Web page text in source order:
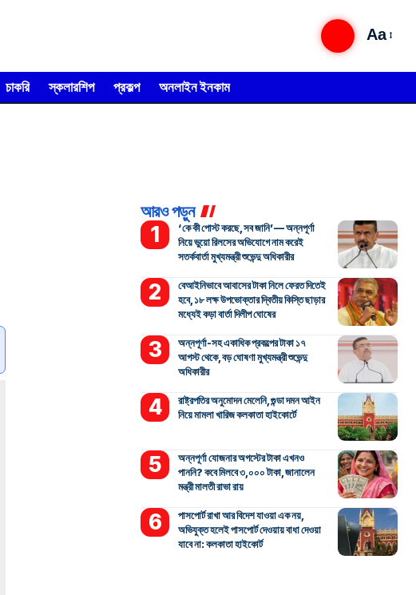
Aa
চাকরি স্কলারশিপ প্রকল্প অনলাইন ইনকাম
আরও পড়ুন
‘কে কী পোস্ট করছে, সব জানি’— অন্নপূর্ণা
নিয়ে ভুয়ো রিলসের অভিযোগে নাম করেই
সতর্কবার্তা মুখ্যমন্ত্রী শুভেন্দু অধিকারীর
বেআইনিভাবে আবাসের টাকা নিলে ফেরত দিতেই
হবে, ১৮ লক্ষ উপভোক্তার দ্বিতীয় কিস্তি ছাড়ার
মধ্যেই কড়া বার্তা দিলীপ ঘোষের
অন্নপূর্ণা-সহ একাধিক প্রকল্পের টাকা ১৭
আগস্ট থেকে, বড় ঘোষণা মুখ্যমন্ত্রী শুভেন্দু
অধিকারীর
রাষ্ট্রপতির অনুমোদন মেলেনি, গুন্ডা দমন আইন
নিয়ে মামলা খারিজ কলকাতা হাইকোর্টে
অন্নপূর্ণা যোজনার অগস্টের টাকা এখনও
পাননি? কবে মিলবে ৩,০০০ টাকা, জানালেন
মন্ত্রী মালতী রাভা রায়
পাসপোর্ট রাখা আর বিদেশ যাওয়া এক নয়,
অভিযুক্ত হলেই পাসপোর্ট দেওয়ায় বাধা দেওয়া
যাবে না: কলকাতা হাইকোর্ট